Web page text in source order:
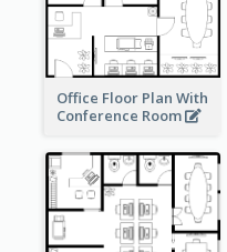
Office Floor Plan With
Conference Room